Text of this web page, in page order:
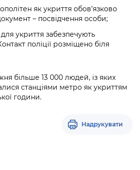
як укриття обов’язково
– посвідчення особи;
для укриття забезпечують
поліції розміщено біля
більше 13 000 людей, із яких
станціями метро як укриттям
години.
Надрукувати